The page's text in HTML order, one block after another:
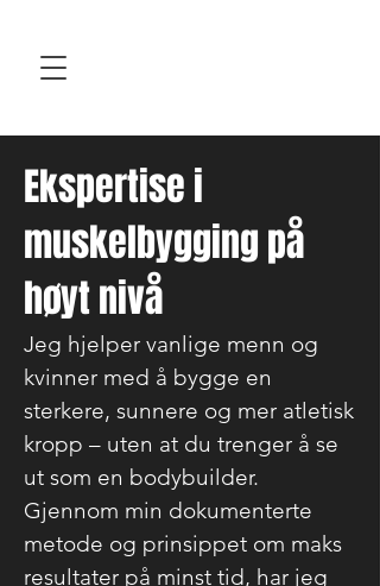
Ekspertise i
muskelbygging på
høyt nivå
Jeg hjelper vanlige menn og
kvinner med å bygge en
sterkere, sunnere og mer atletisk
kropp – uten at du trenger å se
ut som en bodybuilder.
Gjennom min dokumenterte
metode og prinsippet om maks
resultater på minst tid, har jeg